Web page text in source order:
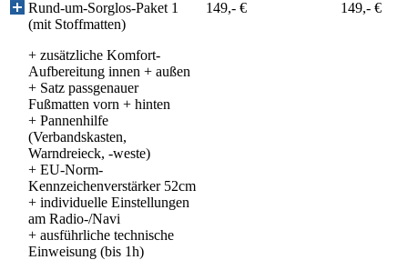
Rund-um-Sorglos-Paket 1
(mit Stoffmatten)
+ zusätzliche Komfort-
Aufbereitung innen + außen
+ Satz passgenauer
Fußmatten vorn + hinten
+ Pannenhilfe
(Verbandskasten,
Warndreieck, -weste)
+ EU-Norm-
Kennzeichenverstärker 52cm
+ individuelle Einstellungen
am Radio-/Navi
+ ausführliche technische
Einweisung (bis 1h)
149,- € 149,- €